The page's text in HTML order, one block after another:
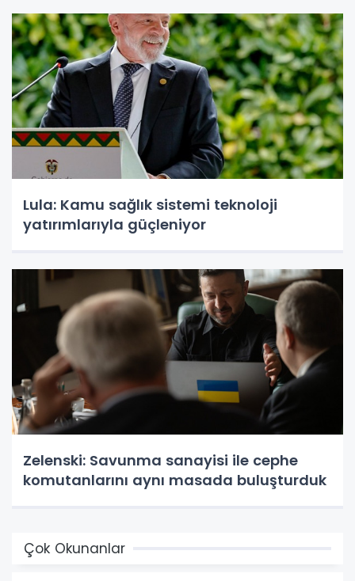
Lula: Kamu sağlık sistemi teknoloji
yatırımlarıyla güçleniyor
Zelenski: Savunma sanayisi ile cephe
komutanlarını aynı masada buluşturduk
Çok Okunanlar